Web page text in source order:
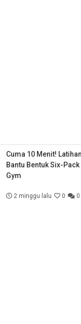
Cuma 10 Menit!
Bantu Bentuk Six-
Gym
2 minggu lalu 0 0